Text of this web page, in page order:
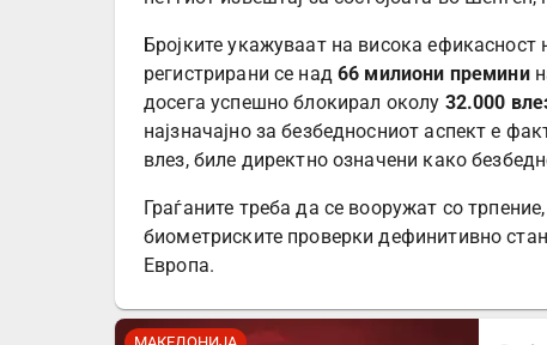
Бројките укажуваат на висока
регистрирани се над66 милиони премини
досега успешно блокирал околу 32.000
најзначајно за безбедносниот аспект е
влез, биле директно означени како
Граѓаните треба да се вооружат со
биометриските проверки дефинитивно
Европа.